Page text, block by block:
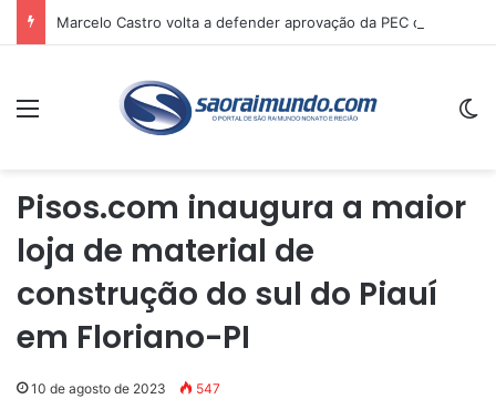
Menu
Pisos.com inaugura a maior
loja de material de
construção do sul do Piauí
em Floriano-PI
10 de agosto de 2023 547